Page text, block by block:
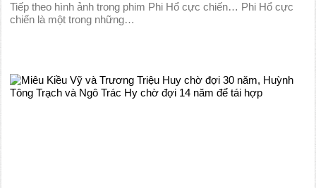
Tiếp theo hình ảnh trong phim Phi Hổ cực chiến… Phi Hổ cực
chiến là một trong những…